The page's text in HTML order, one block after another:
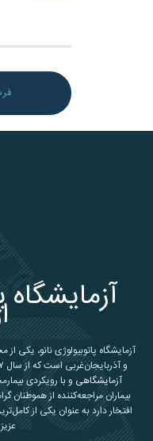
آزمایشگاه
آزمایشگاه پاتوبیولوژی نانو، یکی از
و آذربایجان‌غربی است که از سال ۱۳۹۷ با بهره‌گیری از
آزمایشگاهی و با رویکردی
بیماران مراجعه‌کننده از هموطنان
افتخار دارد به عنوان یکی از